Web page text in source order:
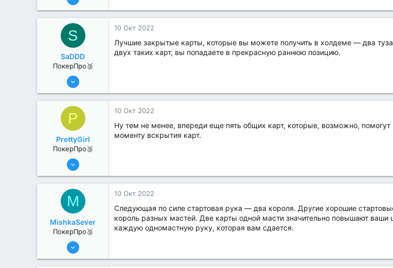
0
S
SaDDD
ПокерПро🥉
11 Авг 2022
0
10 Окт 2022
Лучшие закрытые карты, которые вы можете получить в холдеме — два
двух таких карт, вы попадаете в прекрасную раннюю позицию.
P
PrettyGirl
ПокерПро🥉
11 Авг 2022
0
10 Окт 2022
Ну тем не менее, впереди еще пять общих карт, которые, возможно,
моменту вскрытия карт.
M
MishkaSever
ПокерПро🥉
17 Авг 2022
10 Окт 2022
Следующая по силе стартовая рука — два короля. Другие хорошие
король разных мастей. Две карты одной масти значительно повышают
каждую одномастную руку, которая вам сдается.